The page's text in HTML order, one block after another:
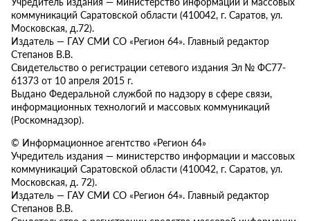
коммуникаций Саратовской области (410042, г. Саратов, ул.
Московская, д.72).
Издатель — ГАУ СМИ СО «Регион 64». Главный редактор
Степанов В.В.
Свидетельство о регистрации сетевого издания Эл № ФС77-
61373 от 10 апреля 2015 г.
Выдано Федеральной службой по надзору в сфере связи,
информационных технологий и массовых коммуникаций
(Роскомнадзор).
© Информационное агентство «Регион 64»
Учредитель издания — министерство информации и массовых
коммуникаций Саратовской области (410042, г. Саратов, ул.
Московская, д. 72).
Издатель — ГАУ СМИ СО «Регион 64». Главный редактор
Степанов В.В.